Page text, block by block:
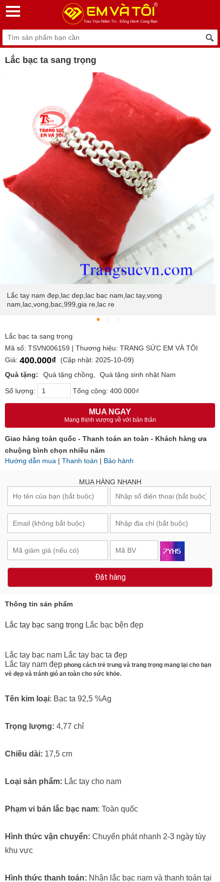
Lắc bạc ta sang trọng
Lắc tay nam đẹp,lac dep,lac bac nam,lac tay,vong
nam,lac,vong,bac,999,gia re,lac re
Lắc bạc ta sang trọng
Mã số: TSVN006159 | Thương hiệu: TRANG SỨC EM VÀ TÔI
Giá: 400.000₫
(Cập nhật: 2025-10-09)
Quà tặng:
Quà tặng chồng Quà tặng sinh nhật Nam
Số lượng: Tổng cộng: 400.000₫
MUA NGAY
Mang thịnh vượng về với bản thân
Giao hàng toàn quốc - Thanh toán an toàn - Khách hàng ưa
chuộng bình chọn nhiều năm
Hướng dẫn mua | Thanh toán | Bảo hành
MUA HÀNG NHANH
Đặt hàng
Thông tin sản phẩm
Lắc tay bạc sang trọng Lắc bạc bện đẹp
Lắc tay bạc nam Lắc tay bạc ta đẹp
Lắc tay nam đẹp phong cách trẻ trung và trang trọng mang lại cho bạn
vẻ đẹp và tránh gió an toàn cho sức khỏe.
Tên kim loại: Bạc ta 92,5 %Ag
Trọng lượng: 4,77 chỉ
Chiều dài: 17,5 cm
Loại sản phẩm: Lắc tay cho nam
Phạm vi bán lắc bạc nam: Toàn quốc
Hình thức vận chuyển: Chuyển phát nhanh 2-3 ngày tùy
khu vực
Hình thức thanh toán: Nhận lắc bạc nam và thanh toán tại